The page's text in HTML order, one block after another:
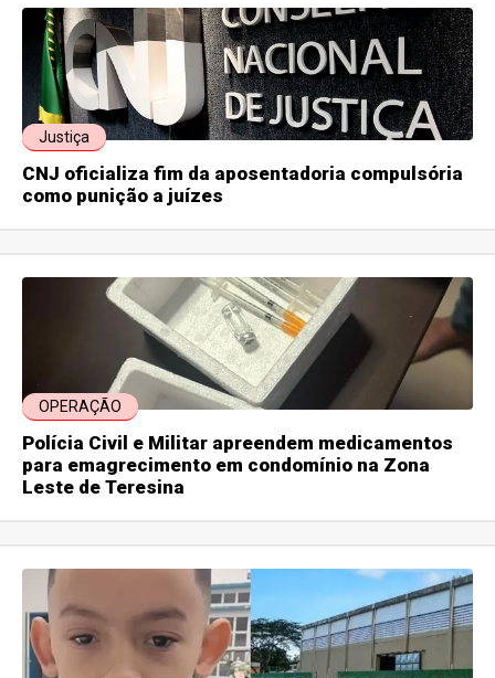
Justiça
CNJ oficializa fim da aposentadoria compulsória
como punição a juízes
OPERAÇÃO
Polícia Civil e Militar apreendem medicamentos
para emagrecimento em condomínio na Zona
Leste de Teresina